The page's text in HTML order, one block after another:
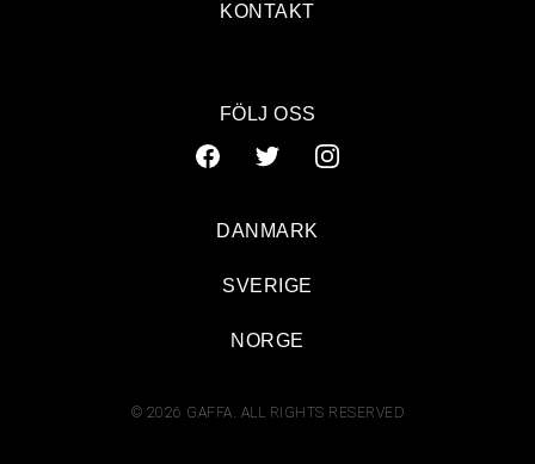
KONTAKT
FÖLJ OSS
© 2026 GAFFA. ALL RIGHTS RESERVED
DANMARK
SVERIGE
NORGE